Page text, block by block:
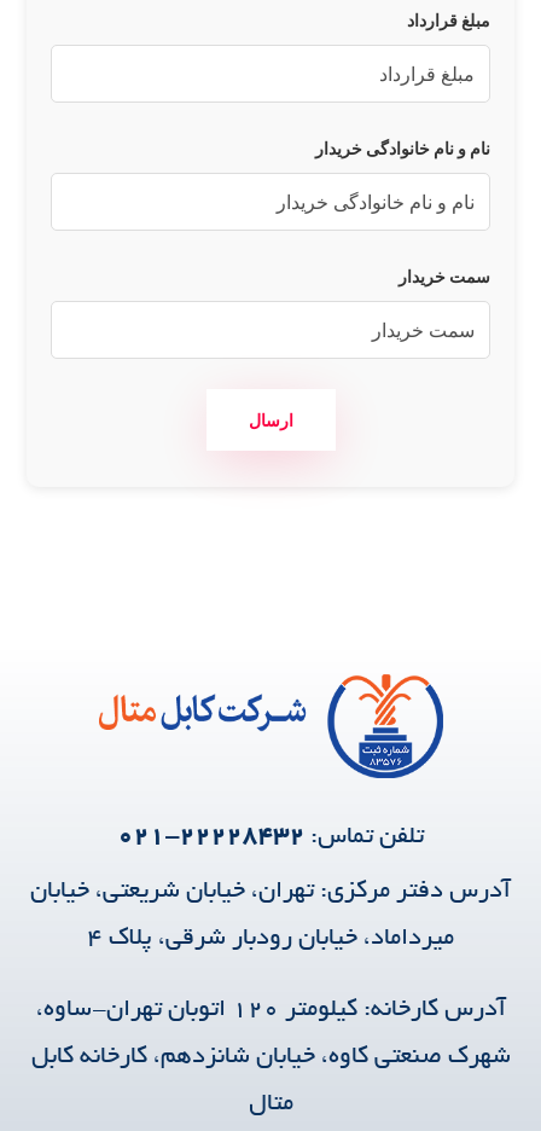
مبلغ قرارداد
نام و نام خانوادگی خریدار
سمت خریدار
ارسال
تلفن تماس: ۲۲۲۲۸۴۳۲-۰۲۱
آدرس دفتر مرکزی: تهران، خیابان شریعتی، خیابان
میرداماد، خیابان رودبار شرقی، پلاک ۴
آدرس کارخانه: کیلومتر ۱۲۰ اتوبان تهران-ساوه،
شهرک صنعتی کاوه، خیابان شانزدهم، کارخانه کابل
متال